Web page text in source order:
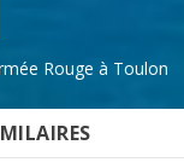
Rouge à Toulon